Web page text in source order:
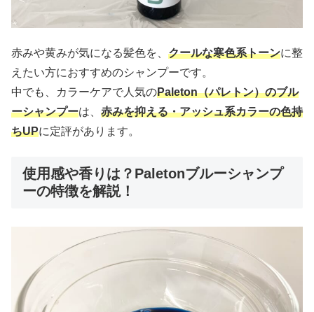
赤みや黄みが気になる髪色を、 クールな寒色系トーンに整
えたい方におすすめのシャンプーです。
中でも、カラーケアで人気のPaleton（パレトン）のブル
ーシャンプーは、 赤みを抑える・アッシュ系カラーの色持
ちUPに定評があります。
使用感や香りは？Paletonブルーシャンプ
ーの特徴を解説！